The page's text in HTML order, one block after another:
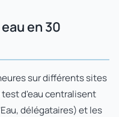
en 30
sur différents sites
d'eau centralisent
délégataires) et les